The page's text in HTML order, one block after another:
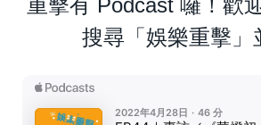
搜尋「娛樂重擊」